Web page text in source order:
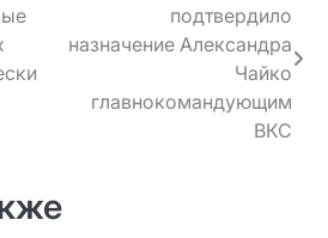
подтвердило
назначение Александра
Чайко
главнокомандующим
ВКС